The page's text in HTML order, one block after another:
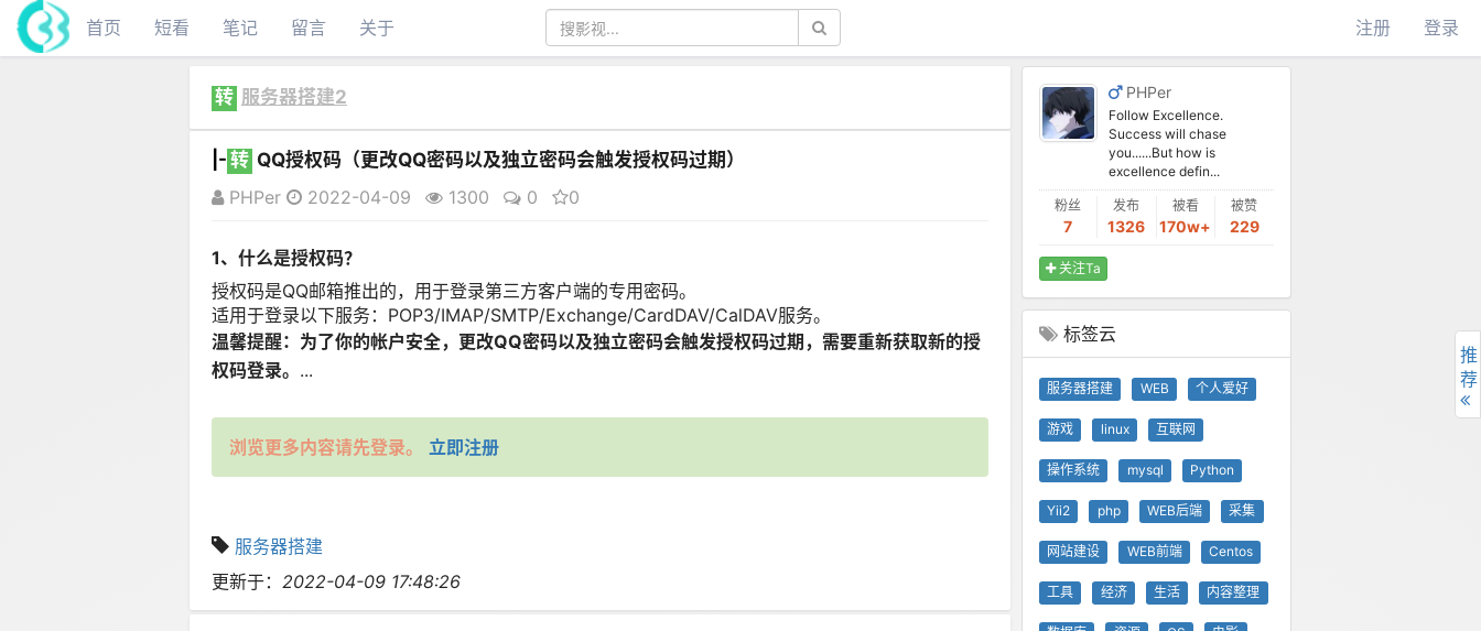
首页 短看 笔记 留言 关于 注册 登录
转 服务器搭建2
|- 转 QQ授权码（更改QQ密码以及独立密码会触发授权码过期）
PHPer
2022-04-09 1300 0 0
1、什么是授权码？
授权码是QQ邮箱推出的，用于登录第三方客户端的专用密码。
适用于登录以下服务：POP3/IMAP/SMTP/Exchange/CardDAV/CalDAV服务。
温馨提醒：为了你的帐户安全，更改QQ密码以及独立密码会触发授权码过期，需要重新获取新的授
权码登录。 ...
浏览更多内容请先登录。 立即注册
服务器搭建
更新于： 2022-04-09 17:48:26
PHPer
Follow Excellence.
Success will chase
you......But how is
excellence defin...
粉丝
7
发布
1326
被看
170w+
被赞
229
关注Ta
标签云
服务器搭建 WEB 个人爱好
游戏 linux 互联网
操作系统 mysql Python
Yii2 php WEB后端 采集
网站建设 WEB前端 Centos
工具 经济 生活 内容整理
推
荐